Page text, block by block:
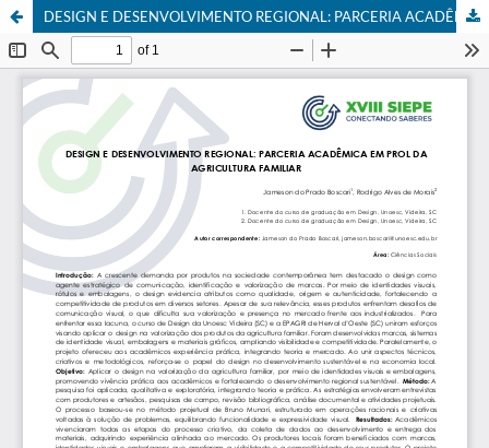
DESIGN E DESENVOLVIMENTO REGIONAL: PARCERIA ACADÊMICA EM PROL DA AGRICULTURA FAMILIAR